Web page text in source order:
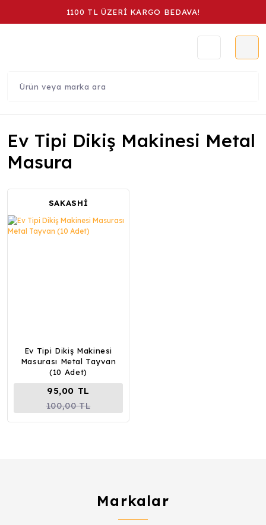
1100 TL ÜZERİ KARGO BEDAVA!
Ev Tipi Dikiş Makinesi Metal
Masura
SAKASHİ
Ev Tipi Dikiş Makinesi
Masurası Metal Tayvan
(10 Adet)
95,00 TL
100,00 TL
Markalar